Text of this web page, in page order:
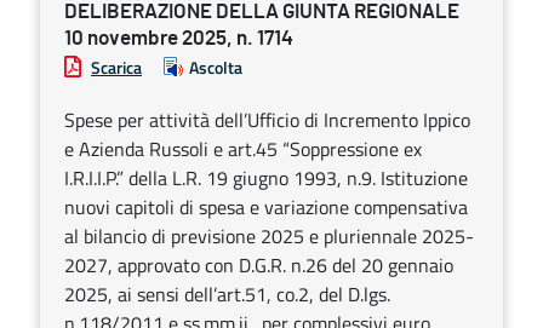
DELIBERAZIONE DELLA GIUNTA REGIONALE
10 novembre 2025, n. 1714
Scarica Ascolta
Spese per attività dell’Ufficio di Incremento Ippico
e Azienda Russoli e art.45 “Soppressione ex
I.R.I.I.P.” della L.R. 19 giugno 1993, n.9. Istituzione
nuovi capitoli di spesa e variazione compensativa
al bilancio di previsione 2025 e pluriennale 2025-
2027, approvato con D.G.R. n.26 del 20 gennaio
2025, ai sensi dell’art.51, co.2, del D.lgs.